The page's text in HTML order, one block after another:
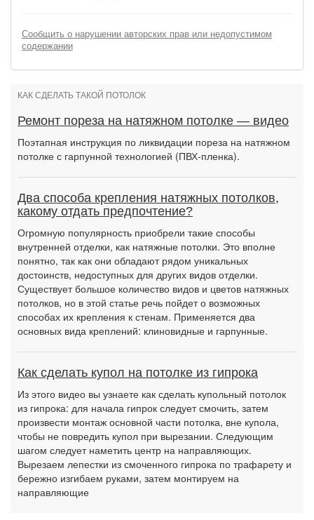
Сообщить о нарушении авторских прав или недопустимом
содержании
КАК СДЕЛАТЬ ТАКОЙ ПОТОЛОК
Ремонт пореза на натяжном потолке — видео
Поэтапная инструкция по ликвидации пореза на натяжном
потолке с гарпунной технологией (ПВХ-пленка).
Два способа крепления натяжных потолков,
какому отдать предпочтение?
Огромную популярность приобрели такие способы
внутренней отделки, как натяжные потолки. Это вполне
понятно, так как они обладают рядом уникальных
достоинств, недоступных для других видов отделки.
Существует большое количество видов и цветов натяжных
потолков, но в этой статье речь пойдет о возможных
способах их крепления к стенам. Применяется два
основных вида креплений: клиновидные и гарпунные.
Как сделать купол на потолке из гипрока
Из этого видео вы узнаете как сделать купольный потолок
из гипрока: для начала гипрок следует смочить, затем
произвести монтаж основной части потолка, вне купола,
чтобы не повредить купол при вырезании. Следующим
шагом следует наметить центр на направляющих.
Вырезаем лепестки из смоченного гипрока по трафарету и
бережно изгибаем руками, затем монтируем на
направляющие